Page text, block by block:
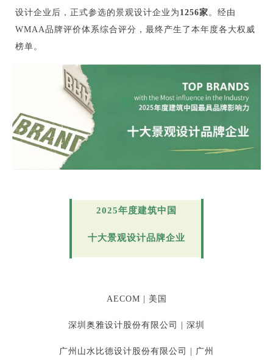
设计企业后，正式参选的景观设计企业为 1256家 。经由
WMAA品牌评价体系综合评分，最终产生了本年度各大权威
榜单。
2025年度建筑中国
十大景观设计品牌企业
AECOM | 美国
深圳奥雅设计股份有限公司 | 深圳
广州山水比德设计股份有限公司 | 广州